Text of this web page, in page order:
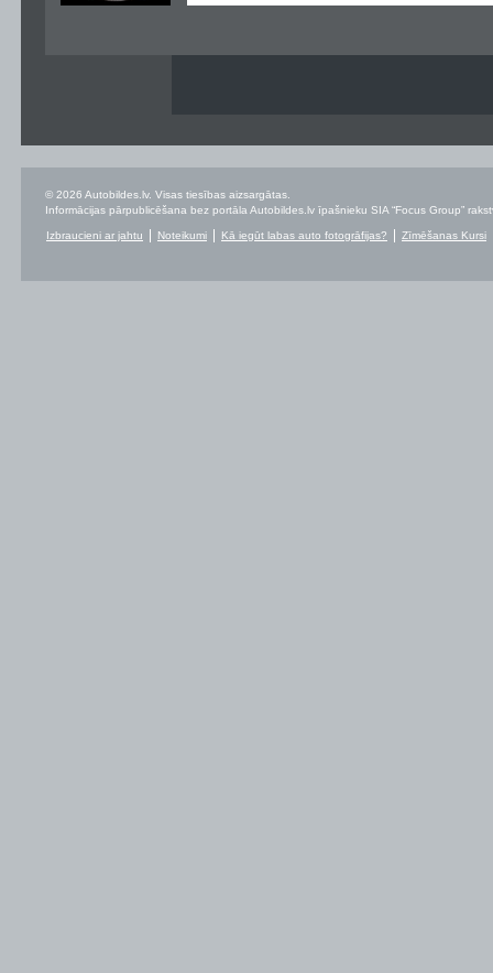
© 2026 Autobildes.lv. Visas tiesības aizsargātas.
Informācijas pārpublicēšana bez portāla Autobildes.lv īpašnieku SIA “Focus Group”
Izbraucieni ar jahtu Noteikumi Kā iegūt labas auto fotogrāfijas? Zīmēšanas Kursi